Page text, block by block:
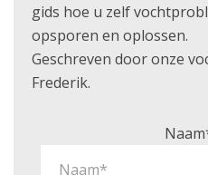
gids hoe u zelf
opsporen en oplossen.
Geschreven door onze
Frederik.